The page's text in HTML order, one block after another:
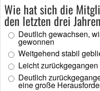
Wie hat sich die
den letzten drei
Deutlich gewachsen,
gewonnen
Weitgehend stabil
Leicht zurückgegangen
Deutlich
eine große